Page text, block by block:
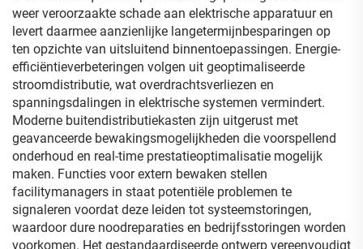
weer veroorzaakte schade aan elektrische apparatuur en
levert daarmee aanzienlijke langetermijnbesparingen op
ten opzichte van uitsluitend binnentoepassingen. Energie-
efficiëntieverbeteringen volgen uit geoptimaliseerde
stroomdistributie, wat overdrachtsverliezen en
spanningsdalingen in elektrische systemen vermindert.
Moderne buitendistributiekasten zijn uitgerust met
geavanceerde bewakingsmogelijkheden die voorspellend
onderhoud en real-time prestatieoptimalisatie mogelijk
maken. Functies voor extern bewaken stellen
facilitymanagers in staat potentiële problemen te
signaleren voordat deze leiden tot systeemstoringen,
waardoor dure noodreparaties en bedrijfsstoringen worden
voorkomen. Het gestandaardiseerde ontwerp vereenvoudigt